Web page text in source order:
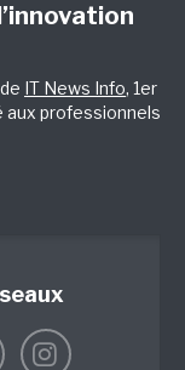
IT News Info, 1er
aux professionnels